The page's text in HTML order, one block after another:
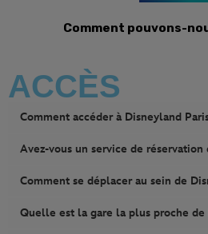
Comment pouvons-
ACCÈS
Comment accéder à Disneyland
Avez-vous un service de réservation
Comment se déplacer au sein de
Quelle est la gare la plus proche de